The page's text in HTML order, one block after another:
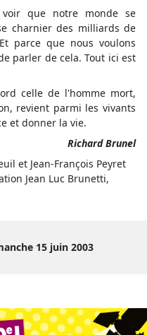
que notre monde se
charnier des milliards de
parce que nous voulons
parler de cela. Tout ici est
celle de l'homme mort,
revient parmi les vivants
et donner la vie.
Richard Brunel
et Jean-François Peyret
Jean Luc Brunetti,
15 juin 2003